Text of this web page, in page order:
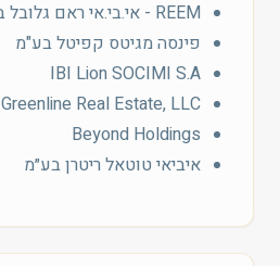
REEM - אי.בי.אי ראם גלובל בע"מ
פינסה מגיטס קפיטל בע"מ
IBI Lion SOCIMI S.A
Greenline Real Estate, LLC
Beyond Holdings
איביאי טוטאל ריטרן בע״מ